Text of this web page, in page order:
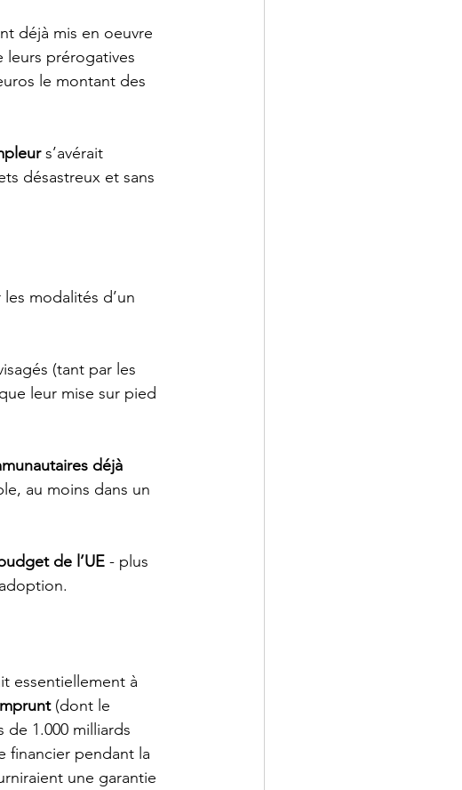
déjà mis en oeuvre
leurs prérogatives
le montant des
s’avérait
désastreux et sans
modalités d’un
(tant par les
leur mise sur pied
déjà
au moins dans un
de l’UE - plus
essentiellement à
(dont le
1.000 milliards
financier pendant la
une garantie